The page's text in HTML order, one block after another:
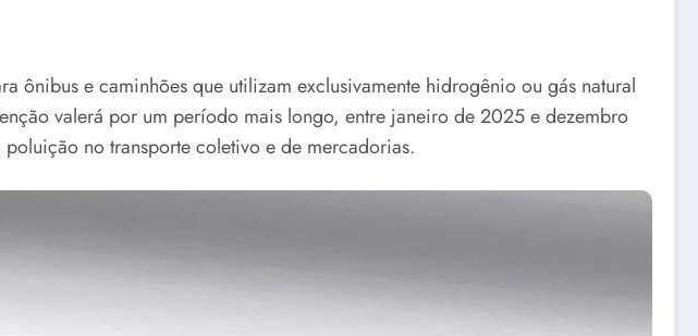
ônibus e caminhões que utilizam exclusivamente hidrogênio ou gás natural
valerá por um período mais longo, entre janeiro de 2025 e dezembro
no transporte coletivo e de mercadorias.